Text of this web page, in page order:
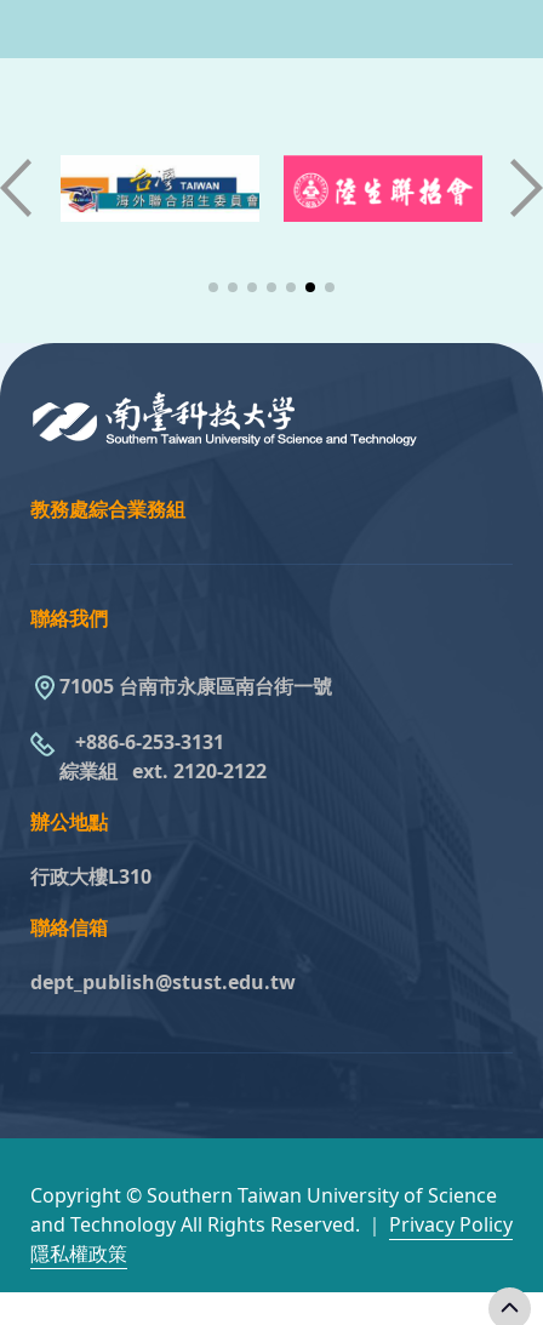
教務處綜合業務組
聯絡我們
71005 台南市永康區南台街一號
+886-6-253-3131
綜業組 ext. 2120-2122
辦公地點
行政大樓L310
聯絡信箱
dept_publish@stust.edu.tw
Copyright © Southern Taiwan University of Science
and Technology All Rights Reserved. ｜ Privacy Policy
隱私權政策